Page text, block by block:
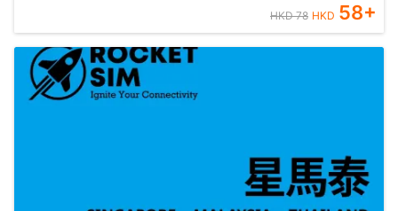
HKD78 HKD 58+